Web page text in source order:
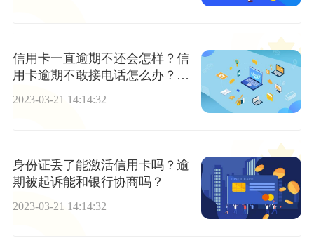
信用卡一直逾期不还会怎样？信
用卡逾期不敢接电话怎么办？_
报道
2023-03-21 14:14:32
身份证丢了能激活信用卡吗？逾
期被起诉能和银行协商吗？
2023-03-21 14:14:32